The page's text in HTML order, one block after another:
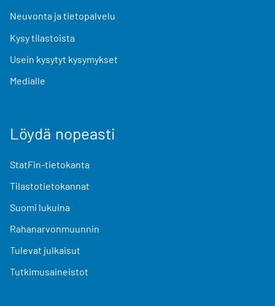
Neuvonta ja tietopalvelu
Kysy tilastoista
Usein kysytyt kysymykset
Medialle
Löydä nopeasti
StatFin-tietokanta
Tilastotietokannat
Suomi lukuina
Rahanarvonmuunnin
Tulevat julkaisut
Tutkimusaineistot